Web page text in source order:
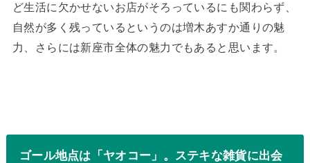
ど生活に欠かせないお店がそろっているにも関わらず、
自然が多く残っているというのは増木あすか通りの魅
力、さらには新座市全体の魅力でもあると思います。
ゴール地点は「ヤオコー」。ステキな雑貨に出会